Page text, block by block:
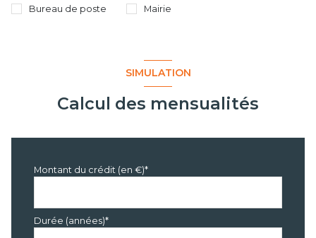
Bureau de poste Mairie
SIMULATION
Calcul des mensualités
Montant du crédit (en €)*
Durée (années)*